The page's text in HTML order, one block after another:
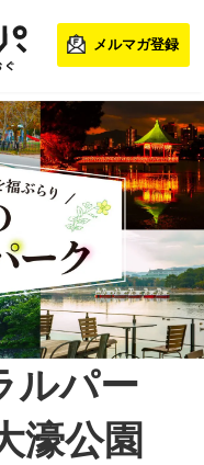
メルマガ登録
ルパー
濠公園